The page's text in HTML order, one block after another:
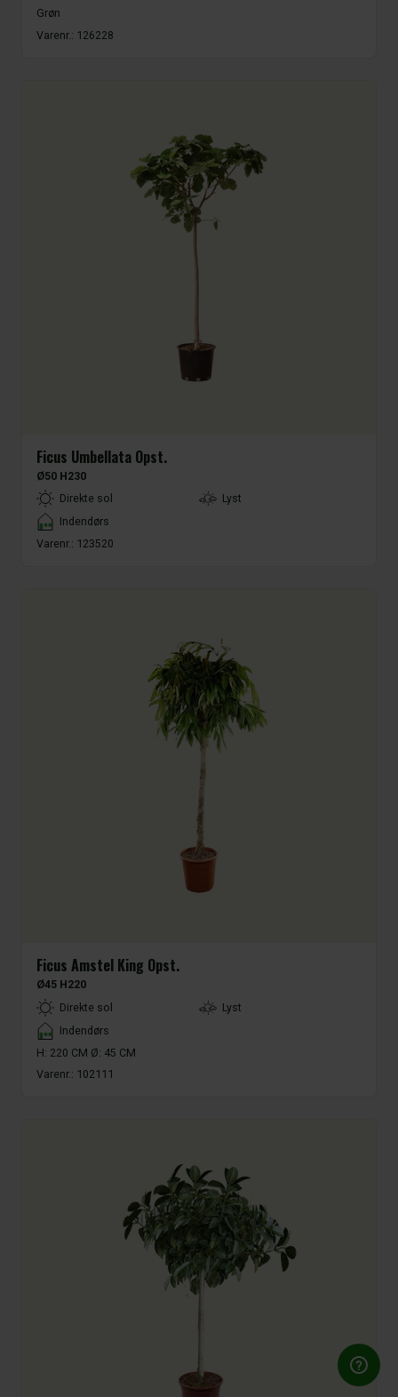
Grøn
Varenr.: 126228
Ficus Umbellata Opst.
Ø50 H230
LightTypeDirekte sol
Lyst
Placement
Indendørs
Varenr.: 123520
Ficus Amstel King Opst.
Ø45 H220
LightTypeDirekte sol
Lyst
Placement
Indendørs
H: 220 CM Ø: 45 CM
Varenr.: 102111